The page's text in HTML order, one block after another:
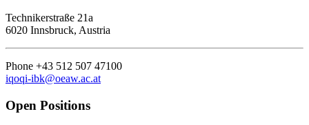
Technikerstraße 21a
6020 Innsbruck, Austria
Phone +43 512 507 47100
iqoqi-ibk@oeaw.ac.at
Open Positions